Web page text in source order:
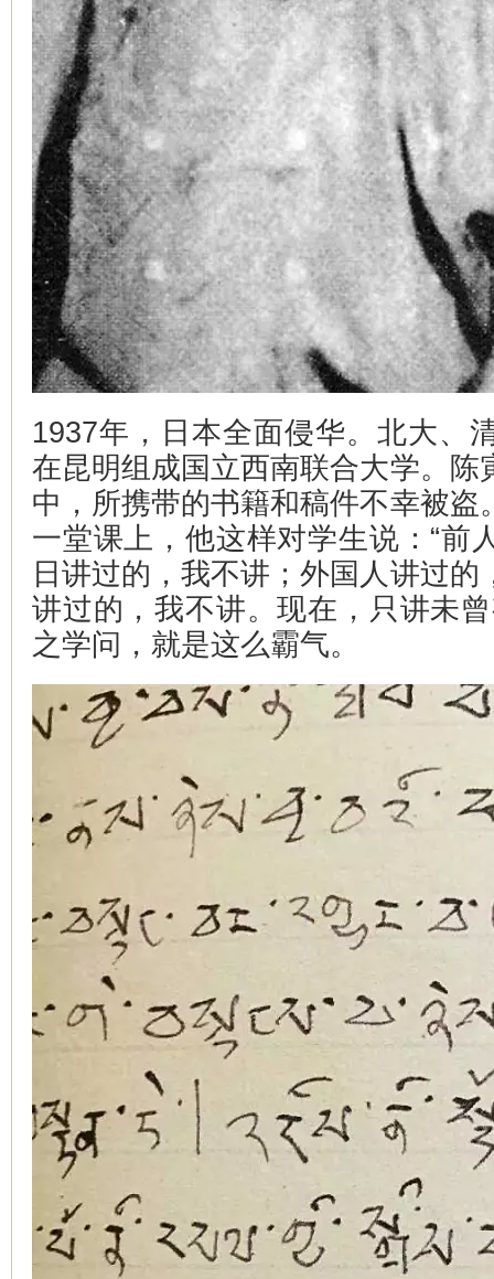
1937年，日本全面侵华。北大、
在昆明组成国立西南联合大学。陈
中，所携带的书籍和稿件不幸被盗
一堂课上，他这样对学生说：“前
日讲过的，我不讲；外国人讲过
讲过的，我不讲。现在，只讲未
之学问，就是这么霸气。